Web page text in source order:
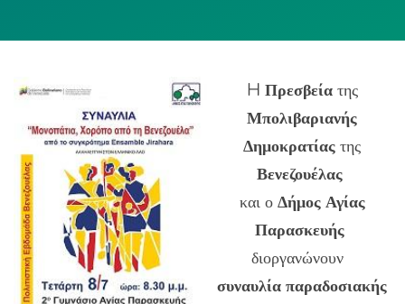
H Πρεσβείατης
Μπολιβαριανής
Δημοκρατίας της
Βενεζουέλας
και ο Δήμος Αγίας
Παρασκευής
διοργανώνουν
συναυλία παραδοσιακής